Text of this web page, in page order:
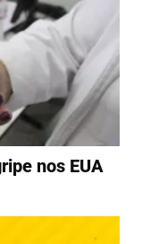
nos EUA